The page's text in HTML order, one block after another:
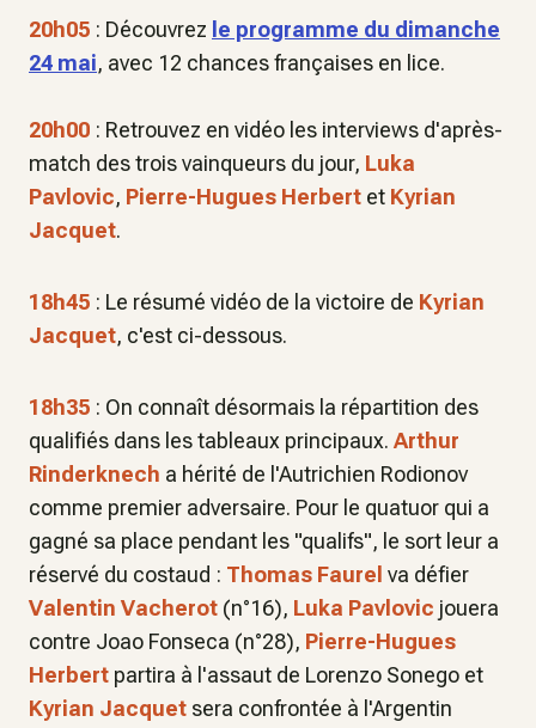
20h05 : Découvrez le programme du dimanche
24 mai, avec 12 chances françaises en lice.
20h00 : Retrouvez en vidéo les interviews d'après-
match des trois vainqueurs du jour, Luka
Pavlovic, Pierre-Hugues Herbert et Kyrian
Jacquet.
18h45 : Le résumé vidéo de la victoire de Kyrian
Jacquet, c'est ci-dessous.
18h35 : On connaît désormais la répartition des
qualifiés dans les tableaux principaux. Arthur
Rinderknech a hérité de l'Autrichien Rodionov
comme premier adversaire. Pour le quatuor qui a
gagné sa place pendant les "qualifs", le sort leur a
réservé du costaud : Thomas Faurel va défier
Valentin Vacherot (n°16), Luka Pavlovic jouera
contre Joao Fonseca (n°28), Pierre-Hugues
Herbert partira à l'assaut de Lorenzo Sonego et
Kyrian Jacquet sera confrontée à l'Argentin